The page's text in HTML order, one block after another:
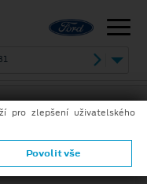
pro zlepšení uživatelského
Povolit vše